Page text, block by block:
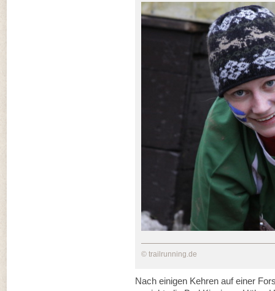
© trailrunning.de
Nach einigen Kehren auf einer